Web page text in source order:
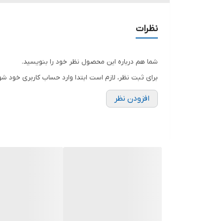
نظرات
شما هم درباره این محصول نظر خود را بنویسید.
برای ثبت نظر، لازم است ابتدا وارد حساب کاربری خود
افزودن نظر